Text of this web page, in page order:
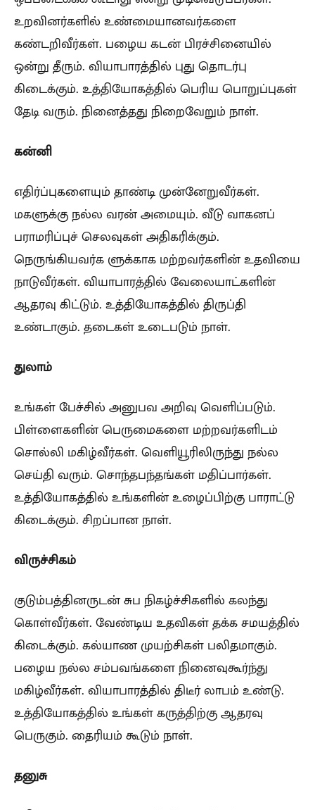
உறவினர்களில் உண்மையானவர்களை
கண்டறிவீர்கள். பழைய கடன் பிரச்சினையில்
ஒன்று தீரும். வியாபாரத்தில் புது தொடர்பு
கிடைக்கும். உத்தியோகத்தில் பெரிய பொறுப்புகள்
தேடி வரும். நினைத்தது நிறைவேறும் நாள்.
கன்னி
எதிர்ப்புகளையும் தாண்டி முன்னேறுவீர்கள்.
மகளுக்கு நல்ல வரன் அமையும். வீடு வாகனப்
பராமரிப்புச் செலவுகள் அதிகரிக்கும்.
நெருங்கியவர்க ளுக்காக மற்றவர்களின் உதவியை
நாடுவீர்கள். வியாபாரத்தில் வேலையாட்களின்
ஆதரவு கிட்டும். உத்தியோகத்தில் திருப்தி
உண்டாகும். தடைகள் உடைபடும் நாள்.
துலாம்
உங்கள் பேச்சில் அனுபவ அறிவு வெளிப்படும்.
பிள்ளைகளின் பெருமைகளை மற்றவர்களிடம்
சொல்லி மகிழ்வீர்கள். வெளியூரிலிருந்து நல்ல
செய்தி வரும். சொந்தபந்தங்கள் மதிப்பார்கள்.
உத்தியோகத்தில் உங்களின் உழைப்பிற்கு பாராட்டு
கிடைக்கும். சிறப்பான நாள்.
விருச்சிகம்
குடும்பத்தினருடன் சுப நிகழ்ச்சிகளில் கலந்து
கொள்வீர்கள். வேண்டிய உதவிகள் தக்க சமயத்தில்
கிடைக்கும். கல்யாண முயற்சிகள் பலிதமாகும்.
பழைய நல்ல சம்பவங்களை நினைவுகூர்ந்து
மகிழ்வீர்கள். வியாபாரத்தில் திடீர் லாபம் உண்டு.
உத்தியோகத்தில் உங்கள் கருத்திற்கு ஆதரவு
பெருகும். தைரியம் கூடும் நாள்.
தனுசு